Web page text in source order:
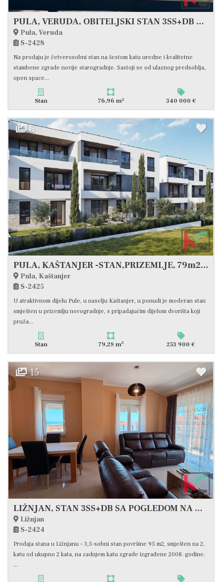
PULA, VERUDA, OBITELJSKI STAN 3SS+DB NA ATRAKTIVNOJ LOKACIJI, POGLED MORE #PRODAJA
Pula, Veruda
S-2428
Na prodaju je četverosobni stan na šestom katu uredne i kvalitetne
stambene zgrade novije starogradnje. Sastoji se od ulaznog predsoblja,
open space...
Stan 76,96 m2 340 000 €
8
PULA, KAŠTANJER -STAN,PRIZEMLJE, 79m2 S VRTOM, #PRODAJA
Pula, Kaštanjer
S-2425
U atraktivnom dijelu Pule, u naselju Kaštanjer, u ponudi je moderan stan
smješten u prizemlju novogradnje, s pripadajućim dijelom dvorišta koji
pruža...
Stan 79,28 m2 253 900 €
15
LIŽNJAN, STAN 3SS+DB SA POGLEDOM NA MORE, #PRODAJA
Ližnjan
S-2424
Prodaja stana u Ližnjanu – 3,5-sobni stan površine 95 m2, smješten na 2.
katu od ukupno 2 kata, na zadnjem katu zgrade izgrađene 2008. godine.
...